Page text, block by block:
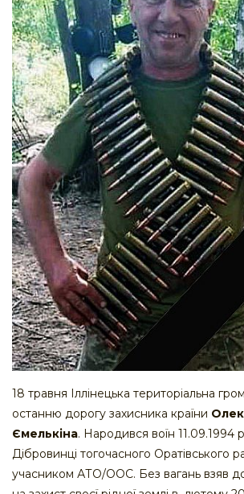
18 травня Іллінецька територіальна
останню дорогу захисника країни
Ємелькіна. Народився воїн 11.09.1994
Дібровинці тогочасного Оратівського
учасником АТО/ООС. Без вагань взяв